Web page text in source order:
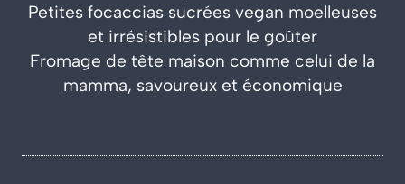
Petites focaccias sucrées vegan moelleuses
et irrésistibles pour le goûter
Fromage de tête maison comme celui de la
mamma, savoureux et économique